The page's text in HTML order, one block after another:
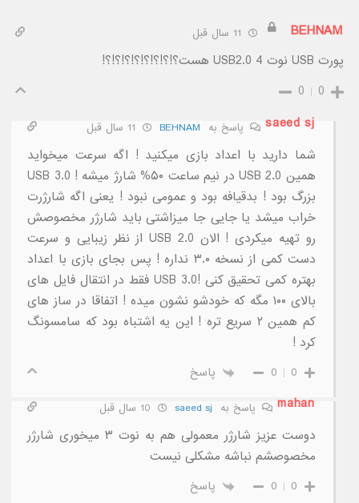
BEHNAM
پورت USB نوت 4 USB2.0 هست؟!؟!؟!؟!؟!؟!؟!؟!
0
0
saeed sj
پاسخ به BEHNAM
شما دارید با اعداد بازی میکنید ! اگه سرعت میخواید
همین USB 2.0 در نیم ساعت ۵۰% شارژ میشه ! USB 3.0
بزرگ بود ! بدقیافه بود و عمومی نبود ! یعنی اگه شارژرت
خراب میشد یا جایی جا میزاشتی باید شارژر مخصوصش
رو تهیه میکردی ! الان USB 2.0 از نظر زیبایی و سرعت
دست کمی از نسخه ۳.۰ نداره ! پس بجای بازی با اعداد
بهتره کمی تحقیق کنی !USB 3.0 فقط در انتقال فایل های
بالای ۱۰۰ مگه که خودشو نشون میده ! اتفاقا در ساز های
کم همین ۲ سریع تره ! این یه اشتباه بود که سامسونگ
کرد !
0
0 پاسخ
mahan پاسخ به saeed sj
دوست عزیز شارژر معمولی هم به نوت ۳ میخوری شارژر
مخصوصشم نباشه مشکلی نیست
0
0 پاسخ